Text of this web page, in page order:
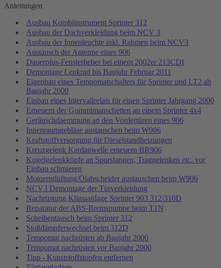
Anleitungen
Ausbau Kombiinstrument Sprinter 312
Ausbau der Dachverkleidung beim NCV 3
Ausbau der Innenleuchte inkl. Rahmen beim NCV3
Austausch der Antenne eines 906
Dauerplus-Fensterheber bei einem 2002er 213CDI
Demontage Lenkrad bis Baujahr Februar 2011
Eigenbau eines Tempomatschalters für Sprinter und LT2 ab
Baujahr 2000
Einbau eines Intervallrelais für einen Sprinter Jahrgang 2000
Erneuern der Gummimanschetten an einem Sprinter 4x4
Geräuschdaemmung an den Vordertüren eines 906
Innenraumgebläse austauschen beim W906
Kraftstoffversorgung für Dieselstandheizungen
Kreuzgelenk Kardanwelle erneuern BR906
Kugelgelenkköpfe an Spurstangen, Traggelenken etc. vor
Einbau schmieren
Motorentlüftung/Ölabscheider austauschen beim W906
NCV3 Demontage der Türverkleidung
Nachrüstung Klimaanlage Sprinter 903 312/310D
Reparatur der ABS-Bremspumpe beim T1N
Scheibentausch beim Sprinter 312
Stoßdämpferwechsel beim 312D
Tempomat nachrüsten ab Baujahr 2000
Tempomat nachrüsten vor Baujahr 2000
Tipp - Kunststoffstopfen entfernen